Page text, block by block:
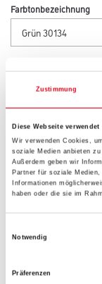
Zustimmung
Diese Webseite verwendet
Wir verwenden Cookies,
soziale Medien anbieten
Außerdem geben wir
Partner für soziale
Informationen
haben oder die sie im
Notwendig
Präferenzen
Farbtonbezeichnung